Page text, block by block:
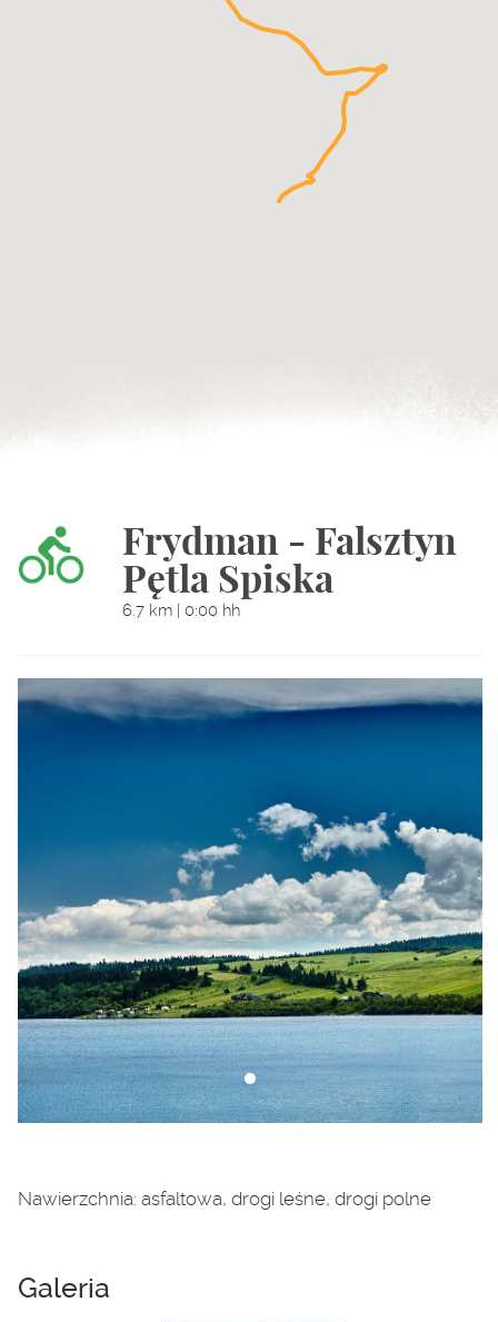
Frydman - Falsztyn
Pętla Spiska
6.7 km | 0:00 hh
Nawierzchnia: asfaltowa, drogi leśne, drogi polne
Galeria